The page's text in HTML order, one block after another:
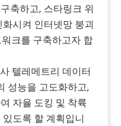
축하고, 스타링크 위
시켜 인터넷망 붕괴
크를 구축하고자 합
텔레메트리 데이터
성능을 고도화하고,
자율 도킹 및 착륙
도록 할 계획입니